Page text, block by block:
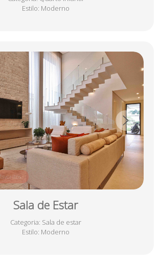
Estilo: Moderno
Sala de Estar
Categoria: Sala de estar
Estilo: Moderno